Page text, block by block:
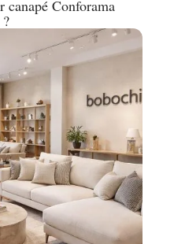
Conforama